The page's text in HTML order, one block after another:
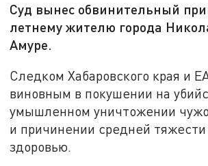
Суд вынес обвинительный
летнему жителю города
Амуре.
Следком Хабаровского края и
виновным в покушении на
умышленном уничтожении
и причинении средней
здоровью.